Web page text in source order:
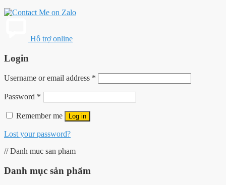
Hỗ trợ online
Login
Username or email address *
Password *
Remember me Log in
Lost your password?
// Danh muc san pham
Danh mục sản phẩm